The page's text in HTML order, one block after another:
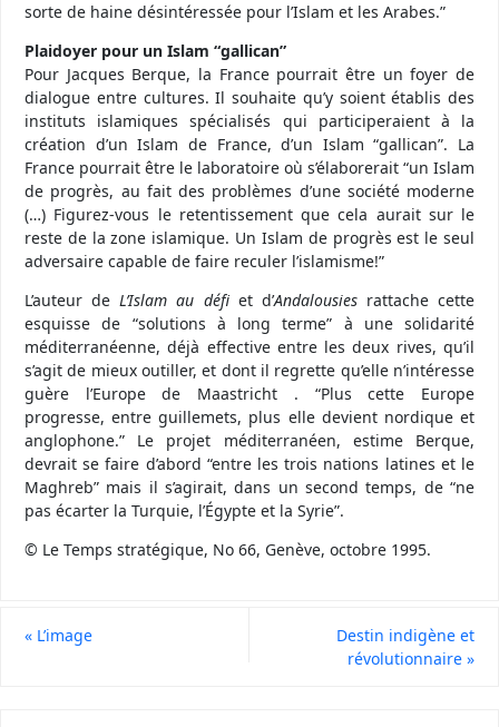
sorte de haine désintéressée pour l’Islam et les Arabes.”
Plaidoyer pour un Islam “gallican”
Pour Jacques Berque, la France pourrait être un foyer de
dialogue entre cultures. Il souhaite qu’y soient établis des
instituts islamiques spécialisés qui participeraient à la
création d’un Islam de France, d’un Islam “gallican”. La
France pourrait être le laboratoire où s’élaborerait “un Islam
de progrès, au fait des problèmes d’une société moderne
(…) Figurez-vous le retentissement que cela aurait sur le
reste de la zone islamique. Un Islam de progrès est le seul
adversaire capable de faire reculer l’islamisme!”
L’auteur de L’Islam au défi et d’Andalousiesrattache cette
esquisse de “solutions à long terme” à une solidarité
méditerranéenne, déjà effective entre les deux rives, qu’il
s’agit de mieux outiller, et dont il regrette qu’elle n’intéresse
guère l’Europe de Maastricht . “Plus cette Europe
progresse, entre guillemets, plus elle devient nordique et
anglophone.” Le projet méditerranéen, estime Berque,
devrait se faire d’abord “entre les trois nations latines et le
Maghreb” mais il s’agirait, dans un second temps, de “ne
pas écarter la Turquie, l’Égypte et la Syrie”.
© Le Temps stratégique, No 66, Genève, octobre 1995.
« L’image
Destin indigène et
révolutionnaire »